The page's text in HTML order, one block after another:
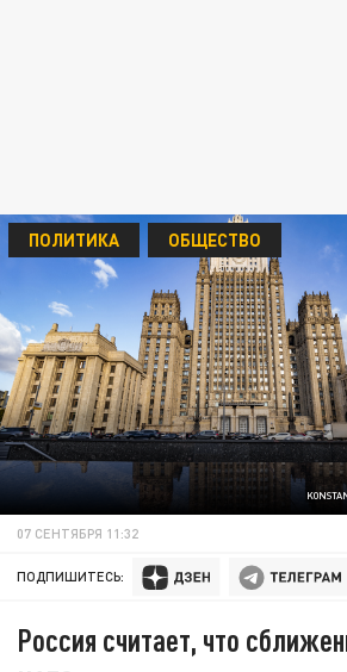
ПОЛИТИКА ОБЩЕСТВО
07 СЕНТЯБРЯ 11:32
ПОДПИШИТЕСЬ:
Россия считает, что